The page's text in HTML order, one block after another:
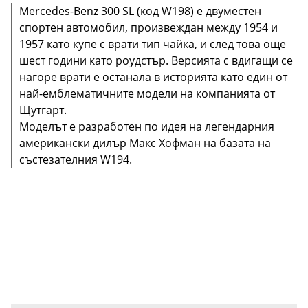
Mercedes-Benz 300 SL (код W198) е двуместен
спортен автомобил, произвеждан между 1954 и
1957 като купе с врати тип чайка, и след това още
шест години като роудстър. Версията с вдигащи се
нагоре врати е останала в историята като един от
най-емблематичните модели на компанията от
Щутгарт.
Моделът е разработен по идея на легендарния
американски дилър Макс Хофман на базата на
състезателния W194.